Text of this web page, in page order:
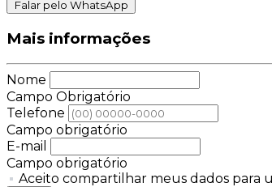
Falar pelo WhatsApp
Mais informações
Nome
Campo Obrigatório
Telefone
Campo obrigatório
E-mail
Campo obrigatório
Aceito compartilhar meus dados para